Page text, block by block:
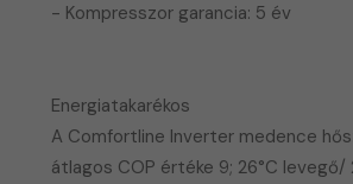
- Kompresszor garancia: 5 év
Energiatakarékos
A Comfortline Inverter medence
átlagos COP értéke 9; 26°C levegő/